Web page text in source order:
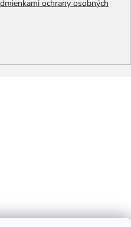
ochrany osobných